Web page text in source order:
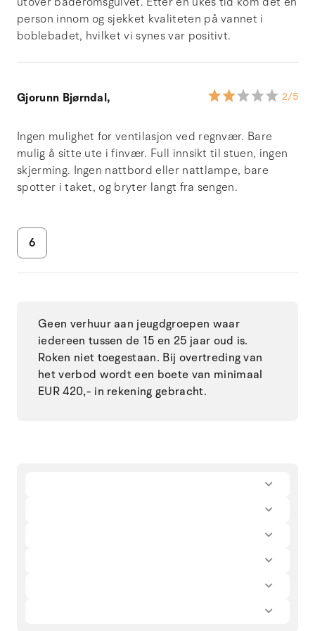
person innom og sjekket kvaliteten på vannet i
boblebadet, hvilket vi synes var positivt.
Gjorunn Bjørndal, 2/5
Ingen mulighet for ventilasjon ved regnvær. Bare
mulig å sitte ute i finvær. Full innsikt til stuen, ingen
skjerming. Ingen nattbord eller nattlampe, bare
spotter i taket, og bryter langt fra sengen.
6
Geen verhuur aan jeugdgroepen waar
iedereen tussen de 15 en 25 jaar oud is.
Roken niet toegestaan. Bij overtreding van
het verbod wordt een boete van minimaal
EUR 420,- in rekening gebracht.